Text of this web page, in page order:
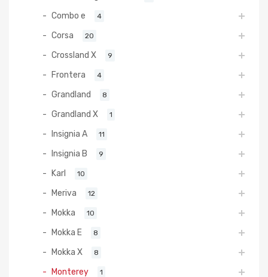
Combo e 4
Corsa 20
Crossland X 9
Frontera 4
Grandland 8
Grandland X 1
Insignia A 11
Insignia B 9
Karl 10
Meriva 12
Mokka 10
Mokka E 8
Mokka X 8
Monterey 1